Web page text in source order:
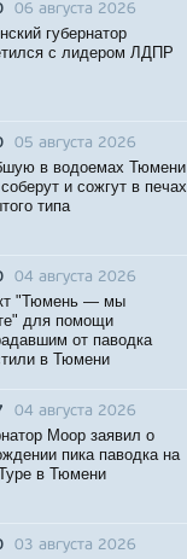
06 августа 2026
губернатор
с лидером ЛДПР
05 августа 2026
в водоемах Тюмени
и сожгут в печах
типа
04 августа 2026
"Тюмень — мы
для помощи
от паводка
в Тюмени
04 августа 2026
Моор заявил о
пика паводка на
в Тюмени
03 августа 2026